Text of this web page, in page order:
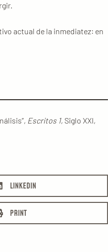
actual de la inmediatez: en
Escritos 1, Siglo XXI,
LINKEDIN
PRINT